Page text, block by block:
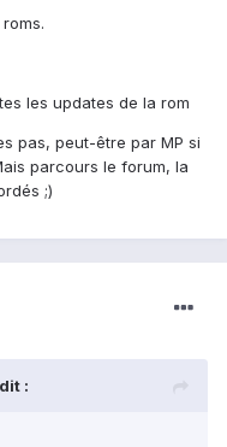
les updates de la rom
pas, peut-être par MP si
parcours le forum, la
;)
: